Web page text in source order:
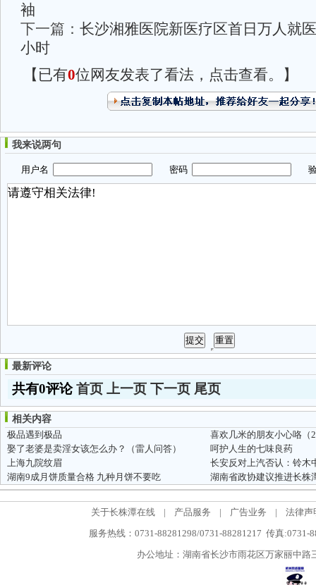
袖
下一篇： 长沙湘雅医院新医疗区首日万人就
小时
【已有0位网友发表了看法，点击查看。】
我来说两句
用户名 密码 验
最新评论
共有0评论首页 上一页 下一页 尾页
相关内容
极品遇到极品
喜欢几米的朋友小心咯（
娶了老婆是卖淫女该怎么办？（雷人问答）
呵护人生的七味良药
上海九院纹眉
长安反对上汽否认：铃木
湖南9成月饼质量合格 九种月饼不要吃
湖南省政协建议推进长株
关于长株潭在线 | 产品服务 | 广告业务 |
法律声
服务热线：0731-88281298/0731-88281217 传真:0731-
办公地址：湖南省长沙市雨花区万家丽中